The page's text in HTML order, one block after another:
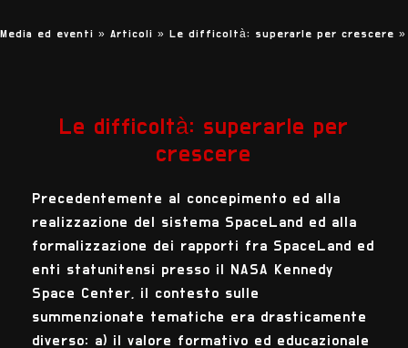
Media ed eventi » Articoli » Le difficoltà: superarle per crescere »
Le difficoltà: superarle per
crescere
Precedentemente al concepimento ed alla
realizzazione del sistema SpaceLand ed alla
formalizzazione dei rapporti fra SpaceLand ed
enti statunitensi presso il NASA Kennedy
Space Center, il contesto sulle
summenzionate tematiche era drasticamente
diverso: a) il valore formativo ed educazionale